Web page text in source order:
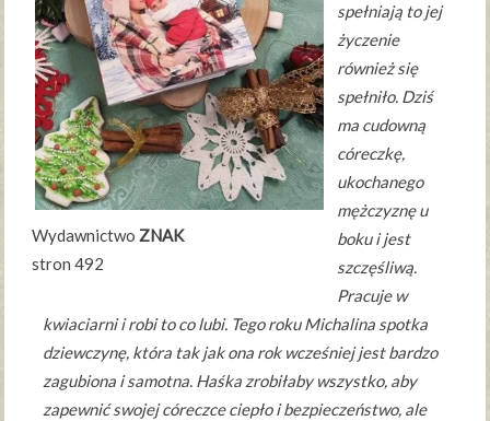
Wydawnictwo ZNAK
stron 492
spełniają to jej
życzenie
również się
spełniło. Dziś
ma cudowną
córeczkę,
ukochanego
mężczyznę u
boku i jest
szczęśliwą.
Pracuje w
kwiaciarni i robi to co lubi. Tego roku Michalina spotka
dziewczynę, która tak jak ona rok wcześniej jest bardzo
zagubiona i samotna. Haśka zrobiłaby wszystko, aby
zapewnić swojej córeczce ciepło i bezpieczeństwo, ale